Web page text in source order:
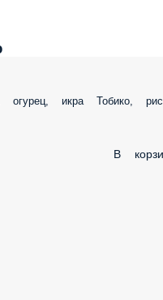
огурец, икра Тобико,
В